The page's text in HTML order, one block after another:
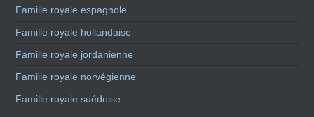
Famille royale espagnole
Famille royale hollandaise
Famille royale jordanienne
Famille royale norvégienne
Famille royale suédoise